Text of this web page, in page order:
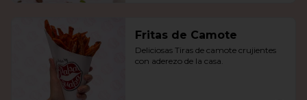
Fritas de Camote
Deliciosas Tiras de camote crujientes
con aderezo de la casa.